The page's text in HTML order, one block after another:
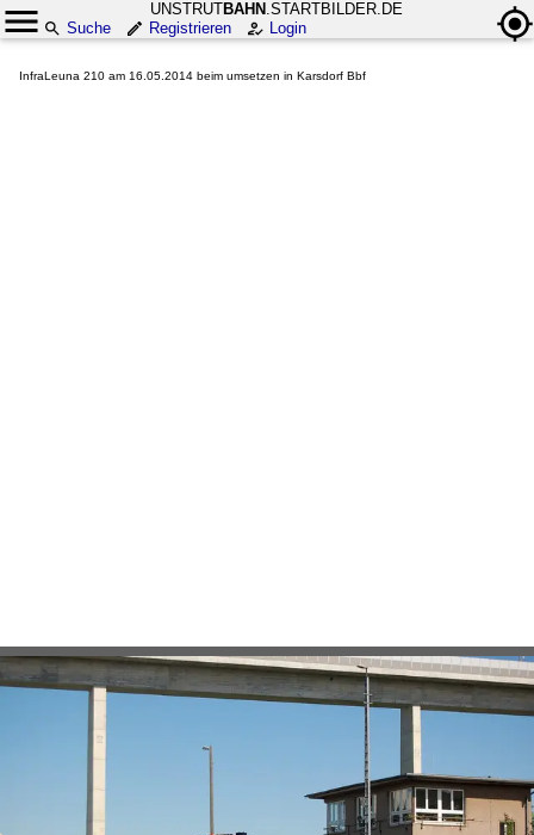
UNSTRUTBAHN .STARTBILDER.DE
Suche
Registrieren Login
InfraLeuna 210 am 16.05.2014 beim umsetzen in Karsdorf Bbf